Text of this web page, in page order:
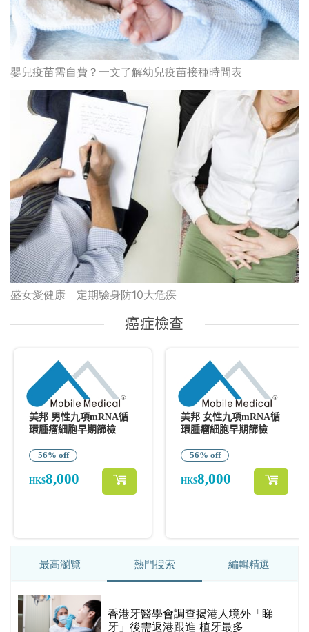
嬰兒疫苗需自費？一文了解幼兒疫苗接種時間表
盛女愛健康 定期驗身防10大危疾
最高瀏覽 熱門搜索 編輯精選
香港牙醫學會調查揭港人境外「睇
牙」後需返港跟進 植牙最多